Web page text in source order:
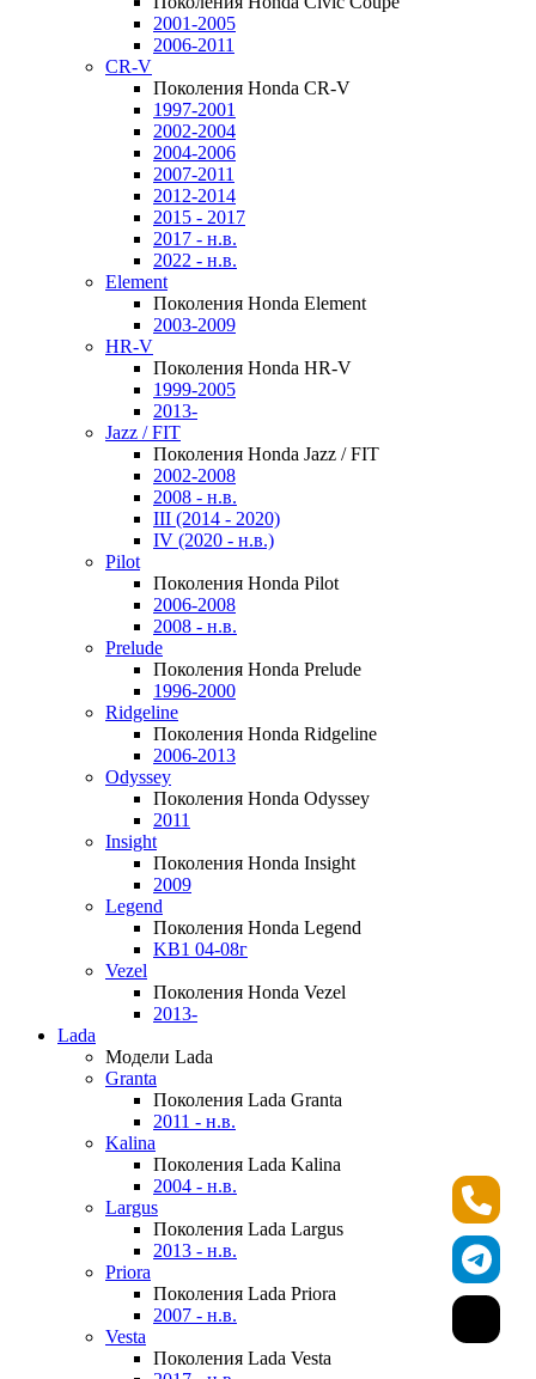
2001-2005
2006-2011
CR-V
Поколения Honda CR-V
1997-2001
2002-2004
2004-2006
2007-2011
2012-2014
2015 - 2017
2017 - н.в.
2022 - н.в.
Element
Поколения Honda Element
2003-2009
HR-V
Поколения Honda HR-V
1999-2005
2013-
Jazz / FIT
Поколения Honda Jazz / FIT
2002-2008
2008 - н.в.
III (2014 - 2020)
IV (2020 - н.в.)
Pilot
Поколения Honda Pilot
2006-2008
2008 - н.в.
Prelude
Поколения Honda Prelude
1996-2000
Ridgeline
Поколения Honda Ridgeline
2006-2013
Odyssey
Поколения Honda Odyssey
2011
Insight
Поколения Honda Insight
2009
Legend
Поколения Honda Legend
KB1 04-08г
Vezel
Поколения Honda Vezel
2013-
Lada
Модели Lada
Granta
Поколения Lada Granta
2011 - н.в.
Kalina
Поколения Lada Kalina
2004 - н.в.
Largus
Поколения Lada Largus
2013 - н.в.
Priora
Поколения Lada Priora
2007 - н.в.
Vesta
Поколения Lada Vesta